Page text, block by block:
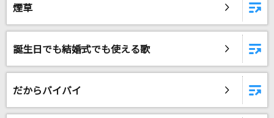
煙草
誕生日でも結婚式でも使える歌
だからバイバイ